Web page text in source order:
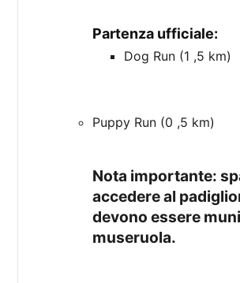
Partenza ufficiale:
Dog Run (1 ,5 km)
Puppy Run (0 ,5 km)
Nota importante:
accedere al
devono essere
museruola.